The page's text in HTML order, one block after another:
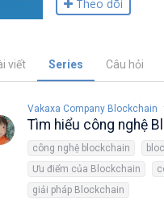
Theo dõi
viết Series Câu hỏi
Vakaxa Company Blockchain
Tìm hiểu công nghệ
công nghệ blockchain
Ưu điểm của Blockchain
giải pháp Blockchain